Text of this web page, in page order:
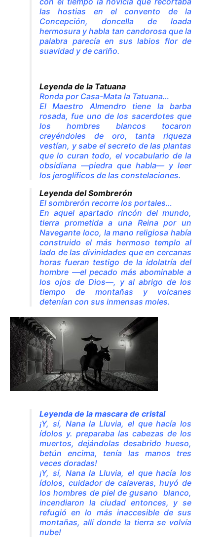
las hostias en el convento de la
Concepción, doncella de loada
hermosura y habla tan candorosa que la
palabra parecía en sus labios flor de
suavidad y de cariño.
Leyenda de la Tatuana
Ronda por Casa-Mata la Tatuana…
El Maestro Almendro tiene la barba
rosada, fue uno de los sacerdotes que
los hombres blancos tocaron
creyéndoles de oro, tanta riqueza
vestían, y sabe el secreto de las plantas
que lo curan todo, el vocabulario de la
obsidiana —piedra que habla— y leer
los jeroglíficos de las constelaciones.
Leyenda del Sombrerón
El sombrerón recorre los portales…
En aquel apartado rincón del mundo,
tierra prometida a una Reina por un
Navegante loco, la mano religiosa había
construido el más hermoso templo al
lado de las divinidades que en cercanas
horas fueran testigo de la idolatría del
hombre —el pecado más abominable a
los ojos de Dios—, y al abrigo de los
tiempo de montañas y volcanes
detenían con sus inmensas moles.
Leyenda de la mascara de cristal
¡Y, sí, Nana la Lluvia, el que hacía los
ídolos y. preparaba las cabezas de los
muertos, dejándolas desabrido hueso,
betún encima, tenía las manos tres
veces doradas!
¡Y, sí, Nana la Lluvia, el que hacía los
ídolos, cuidador de calaveras, huyó de
los hombres de piel de gusano blanco,
incendiaron la ciudad entonces, y se
refugió en lo más inaccesible de sus
montañas, allí donde la tierra se volvía
nube!